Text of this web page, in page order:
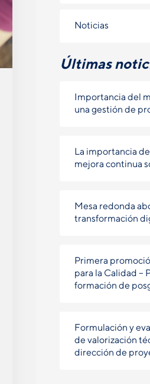
Noticias
Últimas
Importancia del
una gestión de
La importancia
mejora continua
Mesa redonda
transformación
Primera
para la Calidad –
formación de
Formulación y
de valorización
dirección de